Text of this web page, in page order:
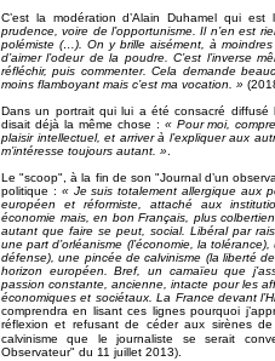
C’est la modération d’Alain Duhamel qui
prudence, voire de l’opportunisme. Il n’en est
polémiste (…). On y brille aisément, à
d’aimer l’odeur de la poudre. C’est l’inverse
réfléchir, puis commenter. Cela demande
moins flamboyant mais c’est ma vocation. »
Dans un portrait qui lui a été consacré
disait déjà la même chose : « Pour moi,
plaisir intellectuel, et arriver à l’expliquer aux
m’intéresse toujours autant. ».
Le "scoop", à la fin de son "Journal d’un
politique : « Je suis totalement allergique aux
européen et réformiste, attaché aux
économie mais, en bon Français, plus
autant que faire se peut, social. Libéral par
une part d’orléanisme (l’économie, la
défense), une pincée de calvinisme (la liberté
horizon européen. Bref, un camaïeu que
passion constante, ancienne, intacte pour les
économiques et sociétaux. La France devant
comprendra en lisant ces lignes pourquoi
réflexion et refusant de céder aux sirènes
calvinisme que le journaliste se serait
Observateur" du 11 juillet 2013).